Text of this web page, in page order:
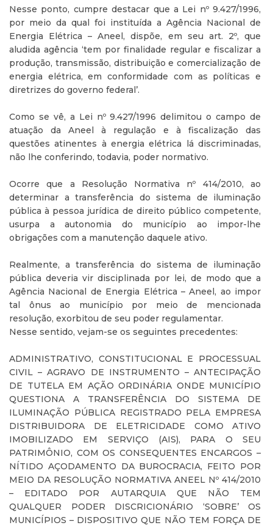
Nesse ponto, cumpre destacar que a Lei nº 9.427/1996,
por meio da qual foi instituída a Agência Nacional de
Energia Elétrica – Aneel, dispõe, em seu art. 2º, que
aludida agência ‘tem por finalidade regular e fiscalizar a
produção, transmissão, distribuição e comercialização de
energia elétrica, em conformidade com as políticas e
diretrizes do governo federal’.
Como se vê, a Lei nº 9.427/1996 delimitou o campo de
atuação da Aneel à regulação e à fiscalização das
questões atinentes à energia elétrica lá discriminadas,
não lhe conferindo, todavia, poder normativo.
Ocorre que a Resolução Normativa nº 414/2010, ao
determinar a transferência do sistema de iluminação
pública à pessoa jurídica de direito público competente,
usurpa a autonomia do município ao impor-lhe
obrigações com a manutenção daquele ativo.
Realmente, a transferência do sistema de iluminação
pública deveria vir disciplinada por lei, de modo que a
Agência Nacional de Energia Elétrica – Aneel, ao impor
tal ônus ao município por meio de mencionada
resolução, exorbitou de seu poder regulamentar.
Nesse sentido, vejam-se os seguintes precedentes:
ADMINISTRATIVO, CONSTITUCIONAL E PROCESSUAL
CIVIL – AGRAVO DE INSTRUMENTO – ANTECIPAÇÃO
DE TUTELA EM AÇÃO ORDINÁRIA ONDE MUNICÍPIO
QUESTIONA A TRANSFERÊNCIA DO SISTEMA DE
ILUMINAÇÃO PÚBLICA REGISTRADO PELA EMPRESA
DISTRIBUIDORA DE ELETRICIDADE COMO ATIVO
IMOBILIZADO EM SERVIÇO (AIS), PARA O SEU
PATRIMÔNIO, COM OS CONSEQUENTES ENCARGOS –
NÍTIDO AÇODAMENTO DA BUROCRACIA, FEITO POR
MEIO DA RESOLUÇÃO NORMATIVA ANEEL Nº 414/2010
– EDITADO POR AUTARQUIA QUE NÃO TEM
QUALQUER PODER DISCRICIONÁRIO ‘SOBRE’ OS
MUNICÍPIOS – DISPOSITIVO QUE NÃO TEM FORÇA DE